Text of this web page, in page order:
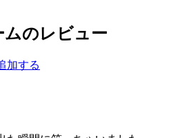
のレビュー
加する